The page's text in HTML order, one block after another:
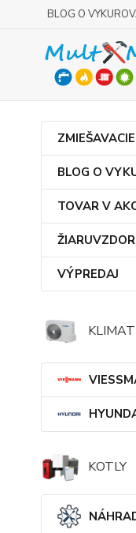
BLOG O
BLOG O
TOVAR V
VÝPREDAJ
KOTLY